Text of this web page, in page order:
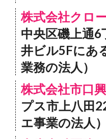
株式会社クロ
中央区磯上通
井ビル5Fにあ
業務の法人）
株式会社市口
プス市上八田
エ事業の法人）